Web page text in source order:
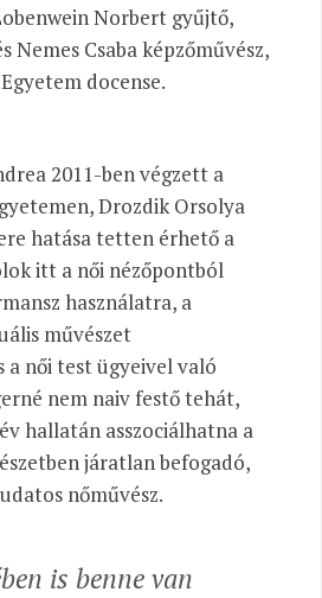
Norbert gyűjtő,
Nemes Csaba képzőművész,
docense.
2011-ben végzett a
Drozdik Orsolya
hatása tetten érhető a
itt a női nézőpontból
használatra, a
művészet
a női test ügyeivel való
nem naiv festő tehát,
hallatán asszociálhatna a
járatlan befogadó,
nőművész.
is benne van